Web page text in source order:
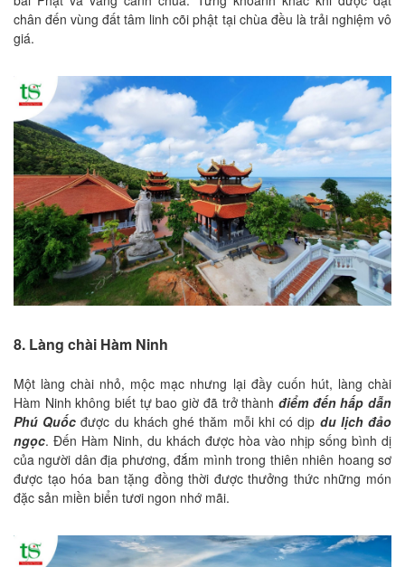
chân đến vùng đất tâm linh cõi phật tại chùa đều là trải nghiệm vô
giá.
8. Làng chài Hàm Ninh
Một làng chài nhỏ, mộc mạc nhưng lại đầy cuốn hút, làng chài
Hàm Ninh không biết tự bao giờ đã trở thành điểm đến hấp dẫn
Phú Quốc được du khách ghé thăm mỗi khi có dịp du lịch đảo
ngọc. Đến Hàm Ninh, du khách được hòa vào nhịp sống bình dị
của người dân địa phương, đắm mình trong thiên nhiên hoang sơ
được tạo hóa ban tặng đồng thời được thưởng thức những món
đặc sản miền biển tươi ngon nhớ mãi.